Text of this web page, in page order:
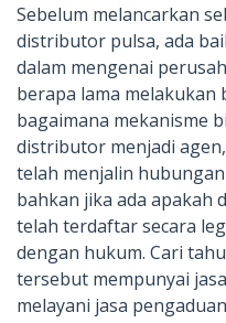
Sebelum melancarkan
distributor pulsa, ada
dalam mengenai
berapa lama melakukan
bagaimana mekanisme
distributor menjadi
telah menjalin
bahkan jika ada
telah terdaftar secara
dengan hukum. Cari
tersebut mempunyai
melayani jasa